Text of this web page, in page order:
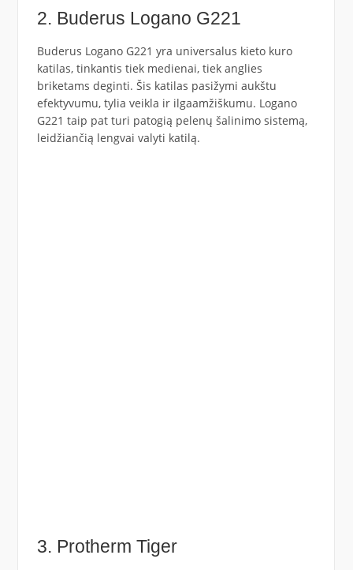
2. Buderus Logano G221
Buderus Logano G221 yra universalus kieto kuro
katilas, tinkantis tiek medienai, tiek anglies
briketams deginti. Šis katilas pasižymi aukštu
efektyvumu, tylia veikla ir ilgaamžiškumu. Logano
G221 taip pat turi patogią pelenų šalinimo sistemą,
leidžiančią lengvai valyti katilą.
3. Protherm Tiger